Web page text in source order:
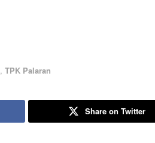
, TPK Palaran
Share on Twitter